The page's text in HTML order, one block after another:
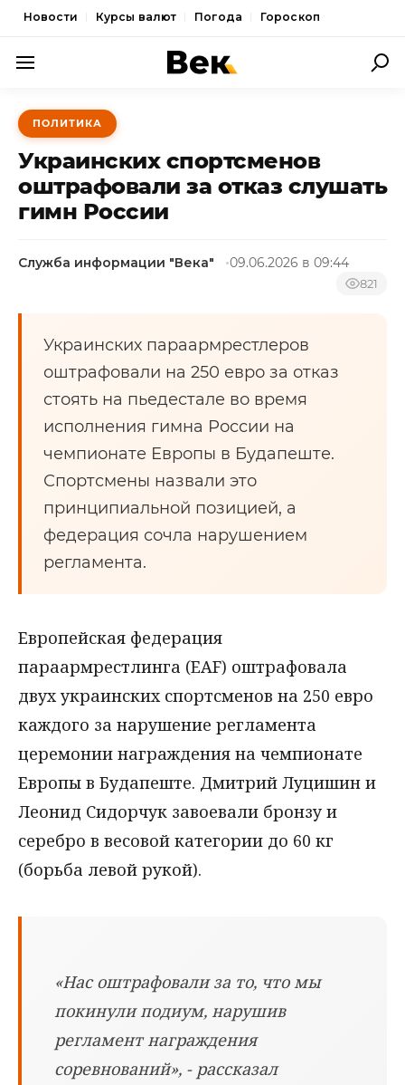
Новости Курсы валют Погода Гороскоп
ПОЛИТИКА
ЭКОНОМИКА
ОБЩЕСТВО
СПОРТ
ПОЛИТИКА
Украинских спортсменов
оштрафовали за отказ слушать
гимн России
Служба информации "Века" 09.06.2026 в 09:44
821
Украинских параармрестлеров
оштрафовали на 250 евро за отказ
стоять на пьедестале во время
исполнения гимна России на
чемпионате Европы в Будапеште.
Спортсмены назвали это
принципиальной позицией, а
федерация сочла нарушением
регламента.
Европейская федерация
параармрестлинга (EAF) оштрафовала
двух украинских спортсменов на 250 евро
каждого за нарушение регламента
церемонии награждения на чемпионате
Европы в Будапеште. Дмитрий Луцишин и
Леонид Сидорчук завоевали бронзу и
серебро в весовой категории до 60 кг
(борьба левой рукой).
«Нас оштрафовали за то, что мы
покинули подиум, нарушив
регламент награждения
соревнований», - рассказал